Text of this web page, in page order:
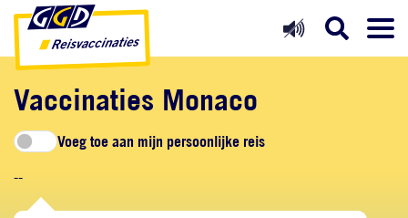
Direct naar inhoud
Direct naar hoofdnavigatie
Direct naar zoekfunctie
Vaccinaties Monaco
Voeg toe aan mijn persoonlijke reis
--